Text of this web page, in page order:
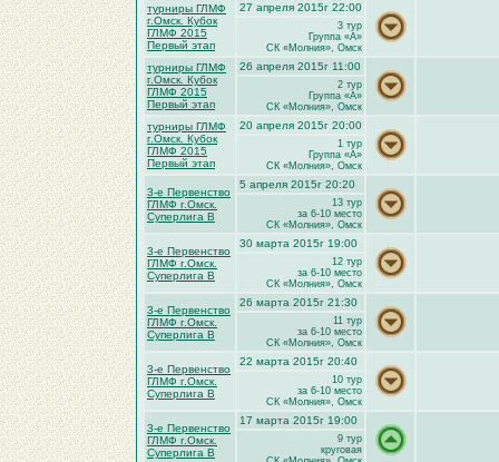
турниры ГЛМФ
г.Омск. Кубок
ГЛМФ 2015
Первый этап
27 апреля 2015г 22:00
3 тур
Группа «A»
СК «Молния», Омск
турниры ГЛМФ
г.Омск. Кубок
ГЛМФ 2015
Первый этап
26 апреля 2015г 11:00
2 тур
Группа «A»
СК «Молния», Омск
турниры ГЛМФ
г.Омск. Кубок
ГЛМФ 2015
Первый этап
20 апреля 2015г 20:00
1 тур
Группа «A»
СК «Молния», Омск
3-е Первенство
ГЛМФ г.Омск.
Суперлига В
5 апреля 2015г 20:20
13 тур
за 6-10 место
СК «Молния», Омск
3-е Первенство
ГЛМФ г.Омск.
Суперлига В
30 марта 2015г 19:00
12 тур
за 6-10 место
СК «Молния», Омск
3-е Первенство
ГЛМФ г.Омск.
Суперлига В
26 марта 2015г 21:30
11 тур
за 6-10 место
СК «Молния», Омск
3-е Первенство
ГЛМФ г.Омск.
Суперлига В
22 марта 2015г 20:40
10 тур
за 6-10 место
СК «Молния», Омск
3-е Первенство
ГЛМФ г.Омск.
Суперлига В
17 марта 2015г 19:00
9 тур
круговая